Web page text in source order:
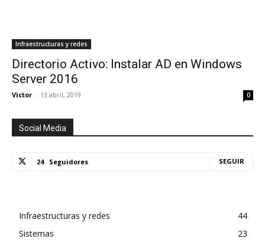
Infraestructuras y redes
Directorio Activo: Instalar AD en Windows
Server 2016
Victor - 13 abril, 2019 0
Social Media
24 Seguidores SEGUIR
Infraestructuras y redes
44
Sistemas
23